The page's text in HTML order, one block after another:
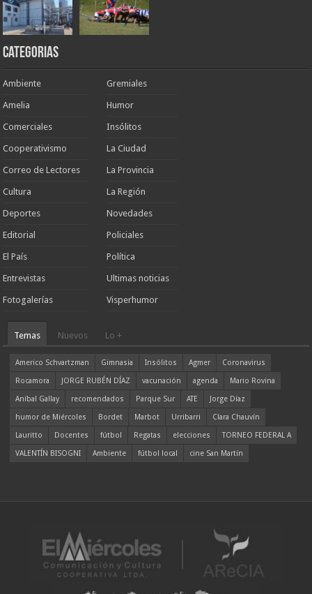
Categorias
Ambiente
Amelia
Comerciales
Cooperativismo
Correo de Lectores
Cultura
Deportes
Editorial
El País
Entrevistas
Fotogalerías
Gremiales
Humor
Insólitos
La Ciudad
La Provincia
La Región
Novedades
Policiales
Política
Ultimas noticias
Visperhumor
Temas Nuevos Lo +
Americo Schvartzman Gimnasia Insólitos Agmer
Coronavirus
Rocamora
JORGE RUBÉN DÍAZ vacunación agenda
Mario Rovina
Aníbal Gallay
recomendados Parque Sur ATE
Jorge Díaz
humor de Miércoles
Bordet Marbot Urribarri
Clara Chauvín
Lauritto
Docentes fútbol Regatas elecciones
TORNEO FEDERAL A
VALENTÍN BISOGNI
Ambiente fútbol local cine San Martín